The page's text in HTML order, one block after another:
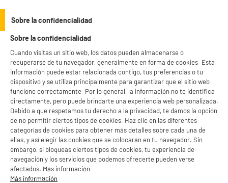
additional cookies your website uses below (e.g. Google
Analytics).
"the Store") uses and protects any information that you
give the Store while using this website. The Store is
committed to ensuring that your privacy is protected.
Should we ask you to provide certain information by which
you can be identified when using this website, then you
can be assured that it will only be used in accordance with
this privacy statement. The Store may change this policy
from time to time by updating this page. You should check
this page from time to time to ensure that you are happy
with any changes.
What we collect
Sobre la confidencialidad
Sobre la confidencialidad
Cuando visitas un sitio web, los datos pueden almacenarse o
recuperarse de tu navegador, generalmente en forma de cookies. Esta
información puede estar relacionada contigo, tus preferencias o tu
dispositivo y se utiliza principalmente para garantizar que el sitio web
funcione correctamente. Por lo general, la información no te identifica
directamente, pero puede brindarte una experiencia web personalizada.
Debido a que respetamos tu derecho a la privacidad, te damos la opción
de no permitir ciertos tipos de cookies. Haz clic en las diferentes
categorías de cookies para obtener más detalles sobre cada una de
ellas, y así elegir las cookies que se colocarán en tu navegador. Sin
embargo, si bloqueas ciertos tipos de cookies, tu experiencia de
navegación y los servicios que podemos ofrecerte pueden verse
afectados. Más información
Más información